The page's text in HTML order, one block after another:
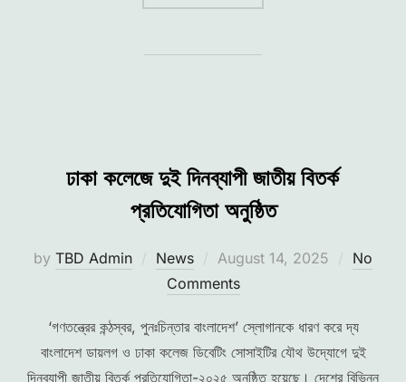
ঢাকা কলেজে দুই দিনব্যাপী জাতীয় বিতর্ক
প্রতিযোগিতা অনুষ্ঠিত
by TBD Admin News
Posted
on
August 14, 2025
No
Comments
‘গণতন্ত্রের কন্ঠস্বর, পুনঃচিন্তার বাংলাদেশ’ স্লোগানকে ধারণ করে দ্য
বাংলাদেশ ডায়লগ ও ঢাকা কলেজ ডিবেটিং সোসাইটির যৌথ উদ্যোগে দুই
দিনব্যাপী জাতীয় বিতর্ক প্রতিযোগিতা-২০২৫ অনুষ্ঠিত হয়েছে। দেশের বিভিন্ন